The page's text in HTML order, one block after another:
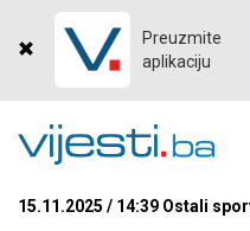
Preuzmite
aplikaciju
15.11.2025 / 14:39 Ostali